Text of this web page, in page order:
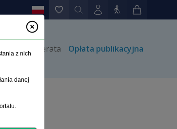
Prenumerata Opłata publikacyjna
z nich
danej